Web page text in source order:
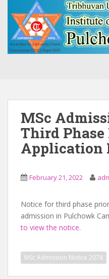
MSc
Third
Application
February 21, 2022
Notice for third phase
admission in Pulchowk
to view the notice.
MSc Admission Notice 2078